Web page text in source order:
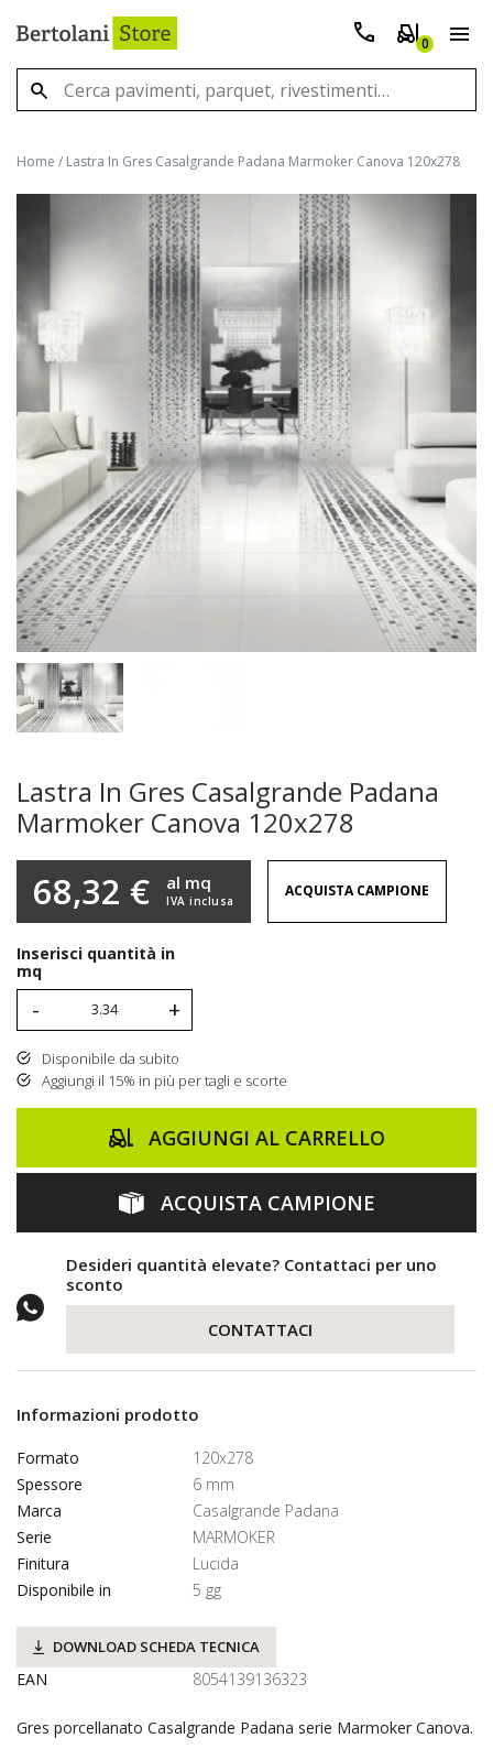
0
Home / Lastra In Gres Casalgrande Padana Marmoker Canova 120x278
Lastra In Gres Casalgrande Padana
Marmoker Canova 120x278
68,32 € IVA inclusa
al mq ACQUISTA CAMPIONE
Inserisci quantità in
mq
- +
Disponibile da subito
Aggiungi il 15% in più per tagli e scorte
AGGIUNGI AL CARRELLO
ACQUISTA CAMPIONE
Desideri quantità elevate? Contattaci per uno
sconto
CONTATTACI
Informazioni prodotto
Formato
120x278
Spessore
6 mm
Marca
Casalgrande Padana
Serie
MARMOKER
Finitura
Lucida
Disponibile in
5 gg
DOWNLOAD SCHEDA TECNICA
EAN 8054139136323
Gres porcellanato Casalgrande Padana serie Marmoker Canova.